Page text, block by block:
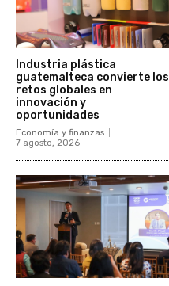
Industria plástica
guatemalteca convierte los
retos globales en
innovación y
oportunidades
Economía y finanzas
7 agosto, 2026